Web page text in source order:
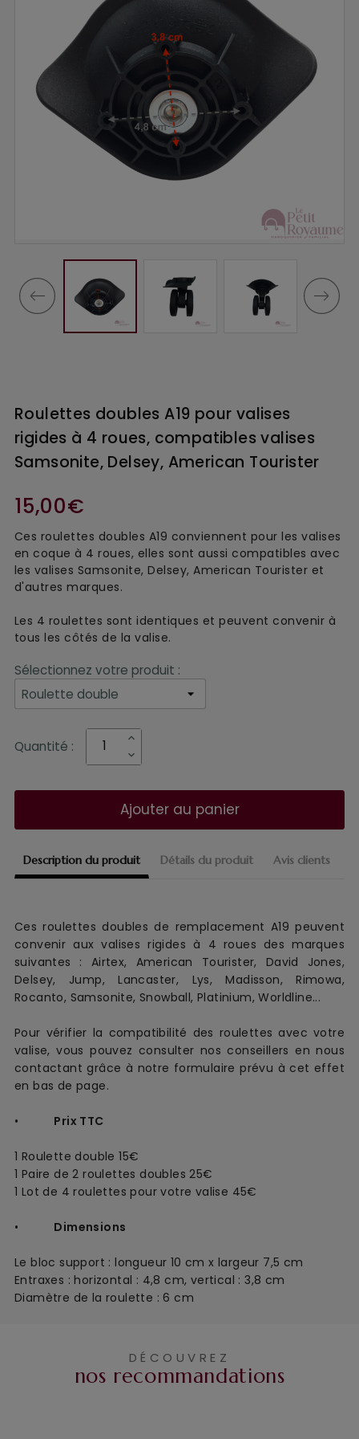
Description du produit Détails du produit Avis clients
Ces roulettes doubles de remplacement A19 peuvent
convenir auxvalises rigides à 4 roues des marques
suivantes : Airtex, American Tourister, David Jones,
Delsey, Jump, Lancaster, Lys, Madisson, Rimowa,
Rocanto, Samsonite, Snowball, Platinium, Worldline...
Pour vérifier la compatibilité des roulettes avec votre
valise, vous pouvez consulter nos conseillers en nous
contactant grâce à notre formulaire prévu à cet effet
en bas de page.
• Prix TTC
1 Roulette double 15€
1 Paire de 2 roulettes doubles 25€
1 Lot de 4 roulettes pour votre valise 45€
• Dimensions
Le bloc support : longueur 10 cm x largeur 7,5 cm
Entraxes : horizontal : 4,8 cm, vertical : 3,8 cm
Diamètre de la roulette : 6 cm
Roulettes doubles A19 pour valises
rigides à 4 roues, compatibles valises
Samsonite, Delsey, American Tourister
15,00€
Ces roulettes doubles A19 conviennent pour les valises
en coque à 4 roues, elles sont aussi compatibles avec
les valises Samsonite, Delsey, American Tourister et
d'autres marques.
Les 4 roulettes sont identiques et peuvent convenir à
tous les côtés de la valise.
Sélectionnez votre produit :
Quantité :
Ajouter au panier
DÉCOUVREZ
nos recommandations